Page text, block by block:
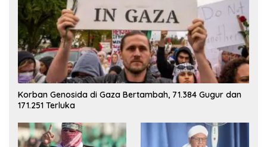
Korban Genosida di Gaza Bertambah, 71.384 Gugur dan
171.251 Terluka